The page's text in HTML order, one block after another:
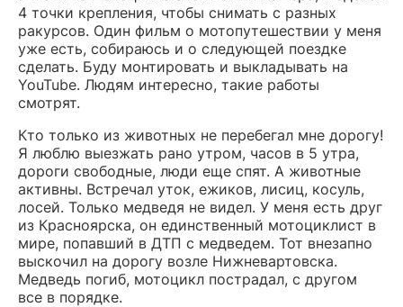
4 точки крепления, чтобы снимать с разных
ракурсов. Один фильм о мотопутешествии у меня
уже есть, собираюсь и о следующей поездке
сделать. Буду монтировать и выкладывать на
YouTube. Людям интересно, такие работы
смотрят.
Кто только из животных не перебегал мне дорогу!
Я люблю выезжать рано утром, часов в 5 утра,
дороги свободные, люди еще спят. А животные
активны. Встречал уток, ежиков, лисиц, косуль,
лосей. Только медведя не видел. У меня есть друг
из Красноярска, он единственный мотоциклист в
мире, попавший в ДТП с медведем. Тот внезапно
выскочил на дорогу возле Нижневартовска.
Медведь погиб, мотоцикл пострадал, с другом
все в порядке.